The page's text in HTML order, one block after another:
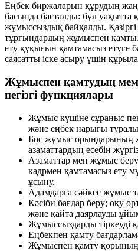
Еңбек биржаларын құрудың
басында басталды: бұл уақытта
жұмыссыздық байқалды.
тұрғындардың жұмыспен
ету құқығын қамтамасыз етуге
саясатты іске асыру үшін
Жұмыспен қамтудың
негізгі функциялары
Жұмыс күшіне сұраныс
және еңбек нарығы туралы
Бос жұмыс орындарының
азаматтардың есебін
Азаматтар мен жұмыс
кадрмен қамтамасыз ету
ұсыну.
Адамдарға сәйкес жұмыс
Кәсіби бағдар беру; оқу
және қайта даярлауды
Жұмыссыздарды тіркеуді
Еңбекпен қамту
Жұмыспен қамту қорының